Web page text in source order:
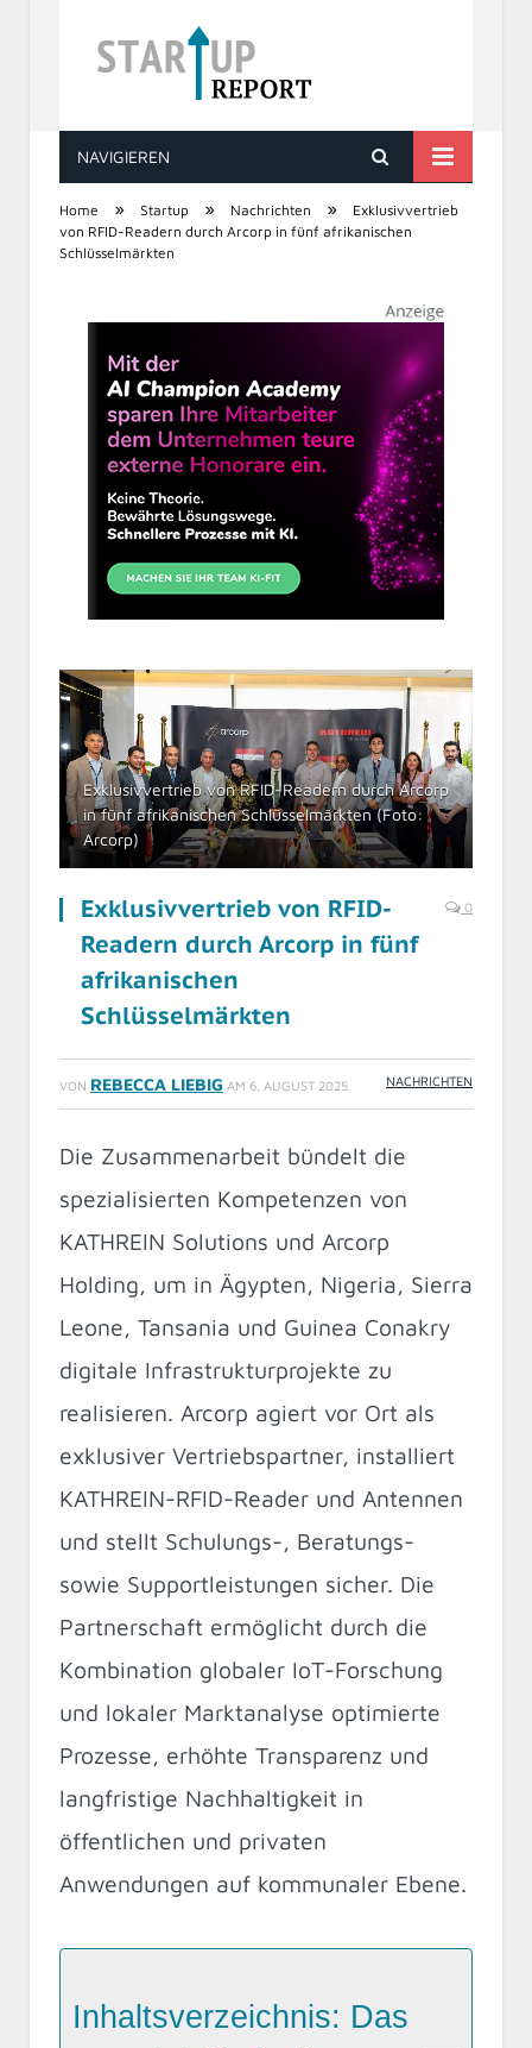
STARTUP REPORT
NAVIGIEREN
Home » Startup » Nachrichten »
Exklusivvertrieb
von RFID-Readern durch Arcorp in fünf afrikanischen
Schlüsselmärkten
Exklusivvertrieb von RFID-Readern durch Arcorp
in fünf afrikanischen Schlüsselmärkten (Foto:
Arcorp)
Exklusivvertrieb von RFID-
Readern durch Arcorp in fünf
afrikanischen
Schlüsselmärkten
0
VON REBECCA LIEBIG AM 6. AUGUST 2025 NACHRICHTEN
Die Zusammenarbeit bündelt die
spezialisierten Kompetenzen von
KATHREIN Solutions und Arcorp
Holding, um in Ägypten, Nigeria, Sierra
Leone, Tansania und Guinea Conakry
digitale Infrastrukturprojekte zu
realisieren. Arcorp agiert vor Ort als
exklusiver Vertriebspartner, installiert
KATHREIN-RFID-Reader und Antennen
und stellt Schulungs-, Beratungs-
sowie Supportleistungen sicher. Die
Partnerschaft ermöglicht durch die
Kombination globaler IoT-Forschung
und lokaler Marktanalyse optimierte
Prozesse, erhöhte Transparenz und
langfristige Nachhaltigkeit in
öffentlichen und privaten
Anwendungen auf kommunaler Ebene.
Inhaltsverzeichnis: Das